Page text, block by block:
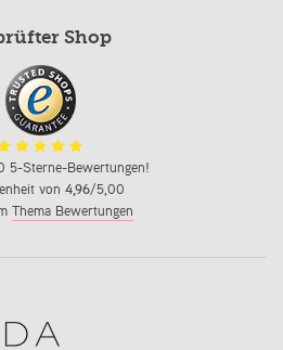
Shop
5-Sterne-Bewertungen!
von 4,96/5,00
Thema Bewertungen